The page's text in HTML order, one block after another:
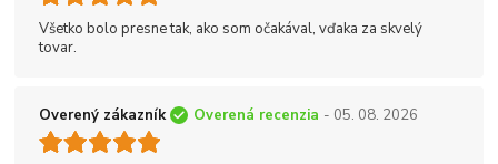
Všetko bolo presne tak, ako som očakával, vďaka za skvelý
tovar.
Overený zákazník Overená recenzia - 05. 08. 2026